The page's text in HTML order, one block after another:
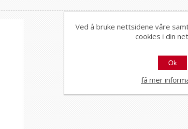
Ved å bruke nettsidene våre
cookies i din
Ok
få mer